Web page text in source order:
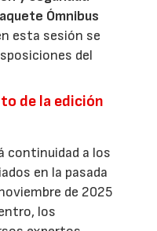
Ómnibus
esta sesión se
del
de la edición
continuidad a los
en la pasada
de 2025
los